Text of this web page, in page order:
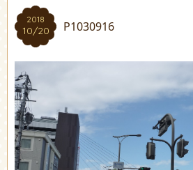
2018
10/20 P1030916